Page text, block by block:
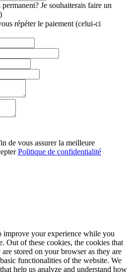
Je souhaiterais faire un
répéter le paiement (celui-ci
de vous assurer la meilleure
Politique de confidentialité
improve your experience while you
Out of these cookies, the cookies that
are stored on your browser as they are
functionalities of the website. We
help us analyze and understand how